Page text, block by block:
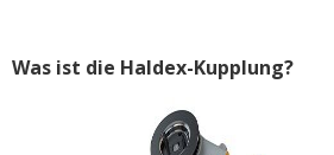
Was ist die Haldex-Kupplung?